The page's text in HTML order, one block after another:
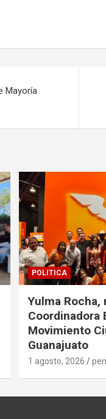
Mayoría
POLITICA
Yulma Rocha,
Coordinadora
Movimiento
Guanajuato
1 agosto, 2026